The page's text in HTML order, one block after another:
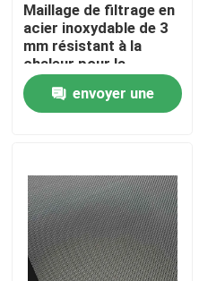
Produits
Le spectacle VR
Visite de l'usine
Contrôle de la qualité
Maillage de filtrage en
acier inoxydable de 3
mm résistant à la
chaleur pour la
filtration à haute
température dans
l'industrie
envoyer une